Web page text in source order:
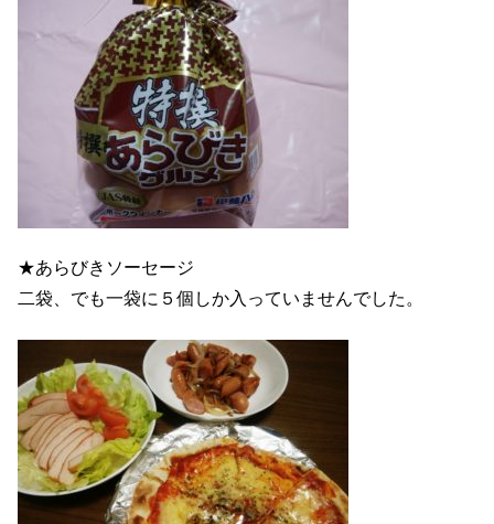
★あらびきソーセージ
二袋、でも一袋に５個しか入っていませんでした。